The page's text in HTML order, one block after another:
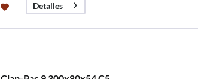
Detalles